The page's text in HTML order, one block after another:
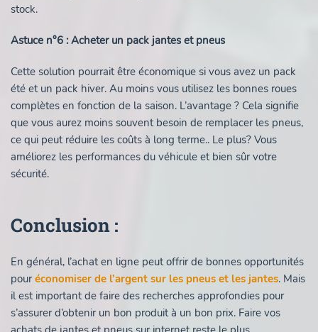
stock.
Astuce n°6 : Acheter un pack jantes et pneus
Cette solution pourrait être économique si vous avez un pack
été et un pack hiver. Au moins vous utilisez les bonnes roues
complètes en fonction de la saison. L’avantage ? Cela signifie
que vous aurez moins souvent besoin de remplacer les pneus,
ce qui peut réduire les coûts à long terme.. Le plus? Vous
améliorez les performances du véhicule et bien sûr votre
sécurité.
Conclusion :
En général, l’achat en ligne peut offrir de bonnes opportunités
pouréconomiser de l’argent sur les pneus et les jantes. Mais
il est important de faire des recherches approfondies pour
s’assurer d’obtenir un bon produit à un bon prix. Faire vos